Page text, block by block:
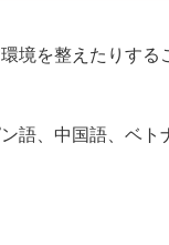
境を整えたりする
語、中国語、ベト